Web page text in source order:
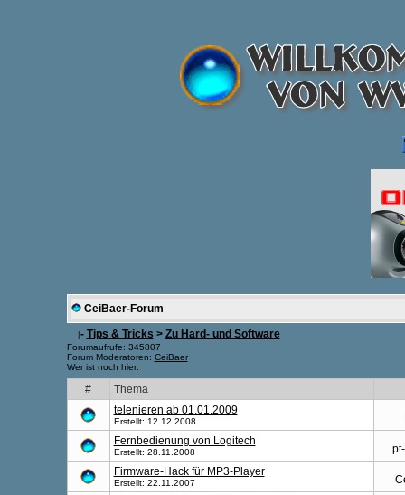
CeiBaer-Forum
|- Tips & Tricks > Zu Hard- und Software
Forumaufrufe: 345807
Forum Moderatoren: CeiBaer
Wer ist noch hier:
#
Thema
telenieren ab 01.01.2009
Erstellt: 12.12.2008
Fernbedienung von Logitech
Erstellt: 28.11.2008
Firmware-Hack für MP3-Player
Erstellt: 22.11.2007